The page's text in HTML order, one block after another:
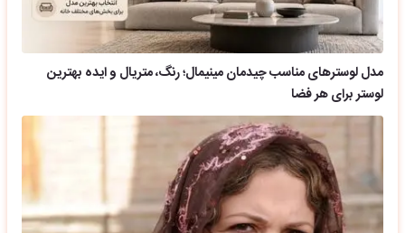
مدل لوسترهای مناسب چیدمان مینیمال؛ رنگ، متریال و ایده بهترین
لوستر برای هر فضا